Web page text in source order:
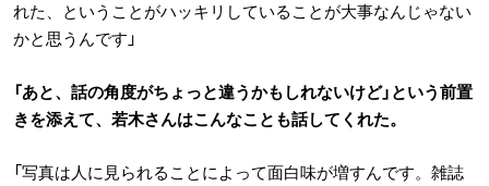
れた、ということがハッキリしていることが大事なんじゃない
かと思うんです」
「あと、話の角度がちょっと違うかもしれないけど」という前置
きを添えて、若木さんはこんなことも話してくれた。
「写真は人に見られることによって面白味が増すんです。雑誌